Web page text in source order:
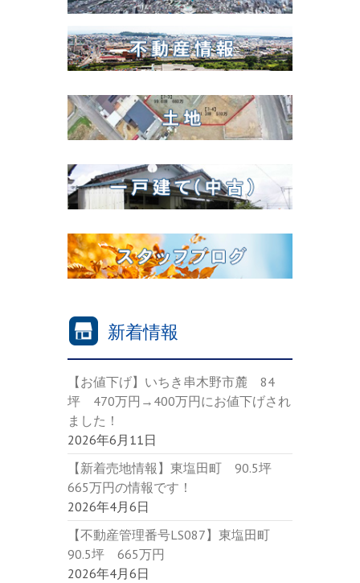
新着情報
【お値下げ】いちき串木野市麓 84
坪 470万円→400万円にお値下げされ
ました！
2026年6月11日
【新着売地情報】東塩田町 90.5坪
665万円の情報です！
2026年4月6日
【不動産管理番号LS087】東塩田町
90.5坪 665万円
2026年4月6日